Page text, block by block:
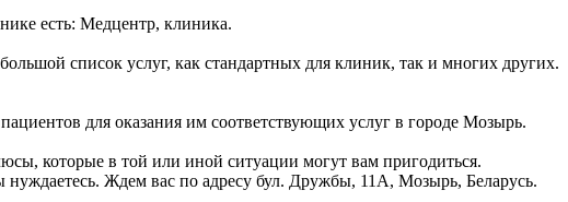
есть: Медцентр, клиника.
список услуг, как стандартных для клиник, так и многих других.
для оказания им соответствующих услуг в городе Мозырь.
которые в той или иной ситуации могут вам пригодиться.
Ждем вас по адресу бул. Дружбы, 11А, Мозырь, Беларусь.